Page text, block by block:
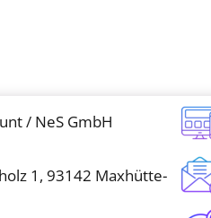
/ NeS GmbH
1, 93142 Maxhütte-